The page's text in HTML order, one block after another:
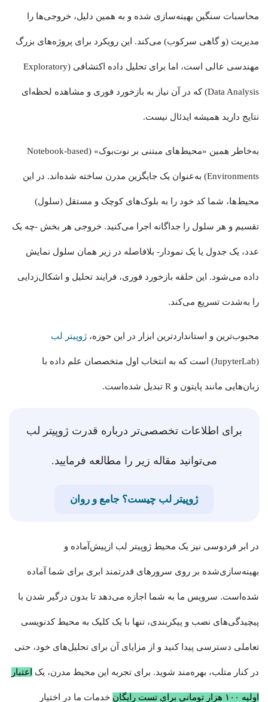
محاسبات سنگین بهینه‌سازی شده و به همین دلیل، خروجی‌ها را
مدیریت (و گاهی سرکوب) می‌کند. این رویکرد برای پروژه‌های بزرگ
مهندسی عالی است، اما برای تحلیل داده اکتشافی (Exploratory
Data Analysis) که در آن نیاز به بازخورد فوری و مشاهده لحظه‌ای
نتایج دارید همیشه ایدئال نیست.
به‌خاطر همین «محیط‌های مبتنی بر نوت‌بوک» (Notebook-based
Environments) به‌عنوان یک جایگزین مدرن ساخته شده‌اند. در این
محیط‌ها، شما کد خود را به بلوک‌های کوچک و مستقل (سلول)
تقسیم و هر سلول را جداگانه اجرا می‌کنید. خروجی هر بخش -چه یک
عدد، یک جدول یا یک نمودار- بلافاصله در زیر همان سلول نمایش
داده می‌شود. این حلقه بازخورد فوری، فرایند تحلیل و اشکال‌زدایی
را به‌شدت تسریع می‌کند.
محبوب‌ترین و استانداردترین ابزار در این حوزه، ژوپیتر لب
(JupyterLab) است که به انتخاب اول متخصصان علم داده با
زبان‌هایی مانند پایتون و R تبدیل شد‌ه‌است.
برای اطلاعات تخصصی‌تر درباره قدرت ژوپیتر لب
می‌توانید مقاله زیر را مطالعه فرمایید.
ژوپیتر لب چیست؟ جامع و روان
در ابر فردوسی نیز یک محیط ژوپیتر لب ازپیش‌آماده و
بهینه‌سازی‌شده بر روی سرورهای قدرتمند ابری برای شما آماده
شده‌است. سرویس ما به شما اجازه می‌دهد تا بدون درگیر شدن با
پیچیدگی‌های نصب و پیکربندی، تنها با یک کلیک به محیط کدنویسی
تعاملی دسترسی پیدا کنید و از مزایای آن برای تحلیل‌های خود، حتی
در کنار متلب، بهره‌مند شوید. برای تجربه این محیط مدرن، یک اعتبار
اولیه ۱۰۰ هزار تومانی برای تست رایگان خدمات ما در اختیار